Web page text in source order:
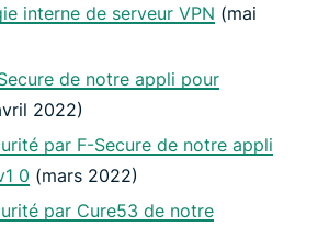
interne de serveur VPN (mai
de notre appli pour
2022)
par F-Secure de notre appli
0 (mars 2022)
par Cure53 de notre